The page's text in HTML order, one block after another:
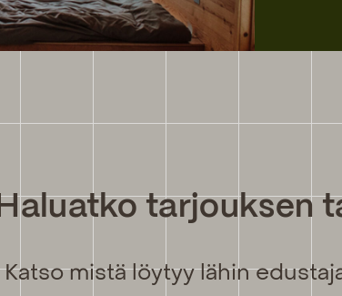
Haluatko tarjouksen
Katso mistä löytyy lähin